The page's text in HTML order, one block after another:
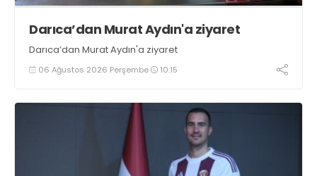
Darıca’dan Murat Aydın'a ziyaret
Darıca’dan Murat Aydın'a ziyaret
06 Ağustos 2026 Perşembe 10:15